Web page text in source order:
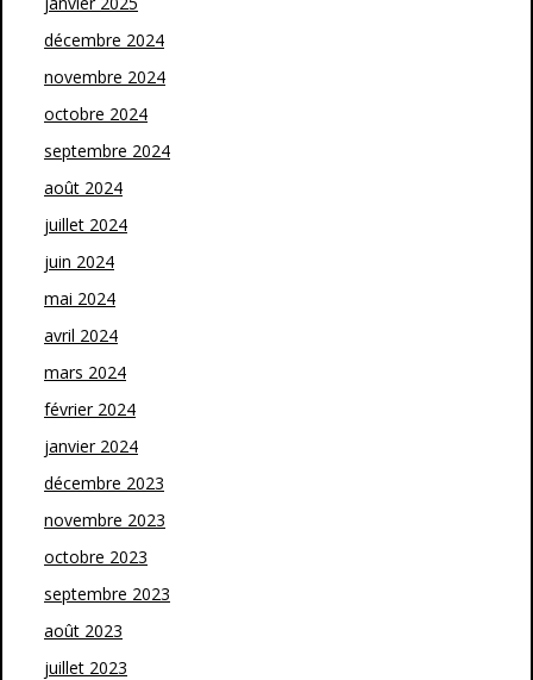
décembre 2024
novembre 2024
octobre 2024
septembre 2024
août 2024
juillet 2024
juin 2024
mai 2024
avril 2024
mars 2024
février 2024
janvier 2024
décembre 2023
novembre 2023
octobre 2023
septembre 2023
août 2023
juillet 2023